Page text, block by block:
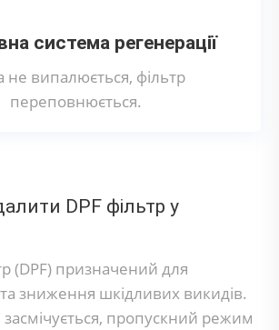
система регенерації
не випалюється, фільтр
переповнюється.
DPF фільтр у
(DPF) призначений для
зниження шкідливих викидів.
засмічується, пропускний режим